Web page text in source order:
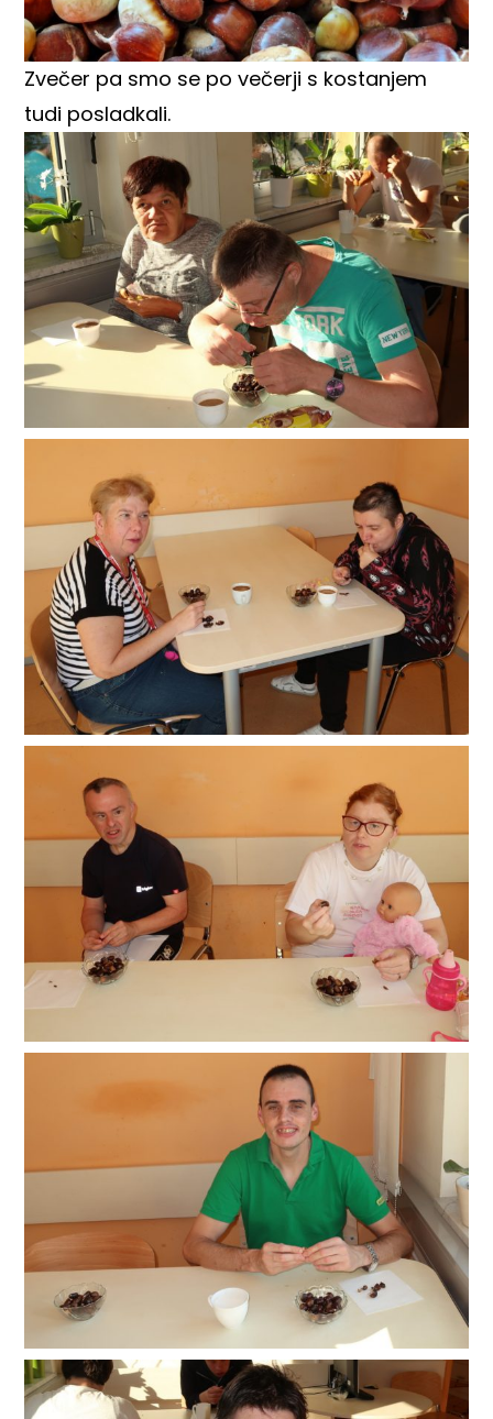
Zvečer pa smo se po večerji s kostanjem
tudi posladkali.